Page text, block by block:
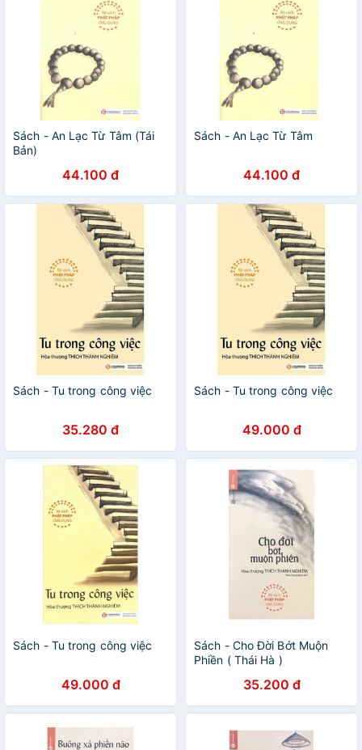
Sách - An Lạc Từ Tâm (Tái
Bản)
44.100 đ
Sách - An Lạc Từ Tâm
44.100 đ
Sách - Tu trong công việc
35.280 đ
Sách - Tu trong công việc
49.000 đ
Sách - Tu trong công việc
49.000 đ
Sách - Cho Đời Bớt Muộn
Phiền ( Thái Hà )
35.200 đ